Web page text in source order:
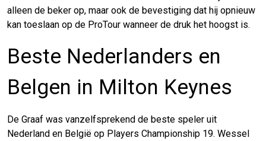
alleen de beker op, maar ook de bevestiging dat hij opnieuw
kan toeslaan op de ProTour wanneer de druk het hoogst is.
Beste Nederlanders en
Belgen in Milton Keynes
De Graaf was vanzelfsprekend de beste speler uit
Nederland en België op Players Championship 19. Wessel